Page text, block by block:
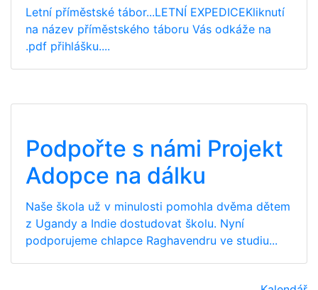
Letní příměstské tábor...LETNÍ EXPEDICEKliknutí
na název příměstského táboru Vás odkáže na
.pdf přihlášku....
Podpořte s námi Projekt
Adopce na dálku
Naše škola už v minulosti pomohla dvěma dětem
z Ugandy a Indie dostudovat školu. Nyní
podporujeme chlapce Raghavendru ve studiu...